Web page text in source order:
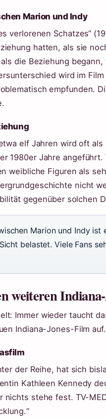
Marion und Indy
verlorenen Schatzes“
hatten, als sie
die Beziehung
wird im
empfunden.
elf Jahren wird oft als
1980er Jahre
weibliche Figuren als
nicht
gegenüber solchen
Marion und Indy ist
belastet. Viele Fans
weiteren
Immer wieder taucht
Indiana-Jones-Film
der Reihe, hat sich
Kathleen Kennedy
nichts stehe fest. TV-